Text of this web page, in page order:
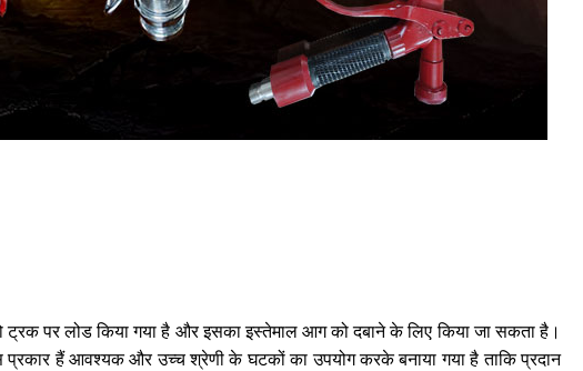
ट्रक पर लोड किया गया है और इसका इस्तेमाल आग को दबाने के लिए किया जा सकता है।
प्रकार हैं आवश्यक और उच्च श्रेणी के घटकों का उपयोग करके बनाया गया है ताकि प्रदान